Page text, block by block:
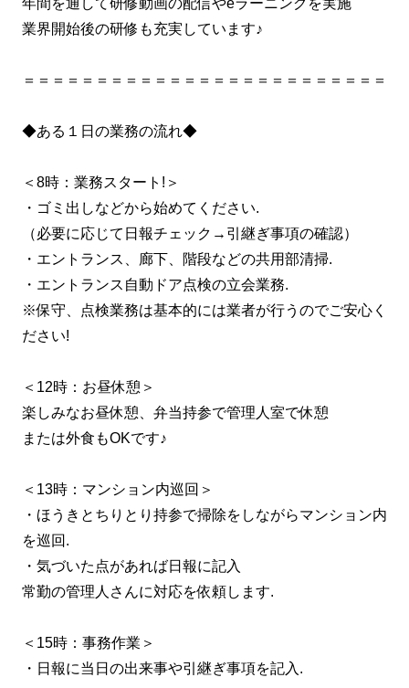
業界開始後の研修も充実しています♪
＝＝＝＝＝＝＝＝＝＝＝＝＝＝＝＝＝＝＝＝＝＝＝＝＝
◆ある１日の業務の流れ◆
＜8時：業務スタート!＞
・ゴミ出しなどから始めてください.
（必要に応じて日報チェック→引継ぎ事項の確認）
・エントランス、廊下、階段などの共用部清掃.
・エントランス自動ドア点検の立会業務.
※保守、点検業務は基本的には業者が行うのでご安心く
ださい!
＜12時：お昼休憩＞
楽しみなお昼休憩、弁当持参で管理人室で休憩
または外食もOKです♪
＜13時：マンション内巡回＞
・ほうきとちりとり持参で掃除をしながらマンション内
を巡回.
・気づいた点があれば日報に記入
常勤の管理人さんに対応を依頼します.
＜15時：事務作業＞
・日報に当日の出来事や引継ぎ事項を記入.